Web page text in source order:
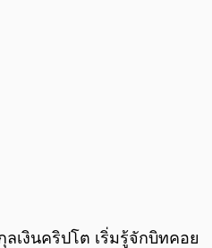
เงินคริปโต เริ่มรู้จักบิทคอย